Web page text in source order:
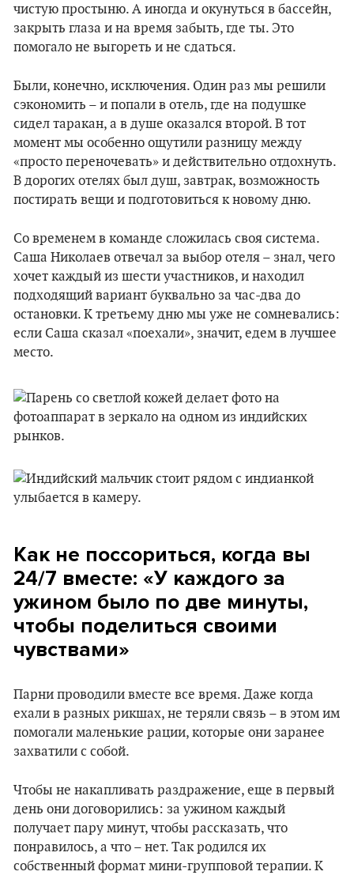
чистую простыню. А иногда и окунуться в бассейн,
закрыть глаза и на время забыть, где ты. Это
помогало не выгореть и не сдаться.
Были, конечно, исключения. Один раз мы решили
сэкономить – и попали в отель, где на подушке
сидел таракан, а в душе оказался второй. В тот
момент мы особенно ощутили разницу между
«просто переночевать» и действительно отдохнуть.
В дорогих отелях был душ, завтрак, возможность
постирать вещи и подготовиться к новому дню.
Со временем в команде сложилась своя система.
Саша Николаев отвечал за выбор отеля – знал, чего
хочет каждый из шести участников, и находил
подходящий вариант буквально за час-два до
остановки. К третьему дню мы уже не сомневались:
если Саша сказал «поехали», значит, едем в лучшее
место.
Как не поссориться, когда вы
24/7 вместе: «У каждого за
ужином было по две минуты,
чтобы поделиться своими
чувствами»
Парни проводили вместе все время. Даже когда
ехали в разных рикшах, не теряли связь – в этом им
помогали маленькие рации, которые они заранее
захватили с собой.
Чтобы не накапливать раздражение, еще в первый
день они договорились: за ужином каждый
получает пару минут, чтобы рассказать, что
понравилось, а что – нет. Так родился их
собственный формат мини-групповой терапии. К